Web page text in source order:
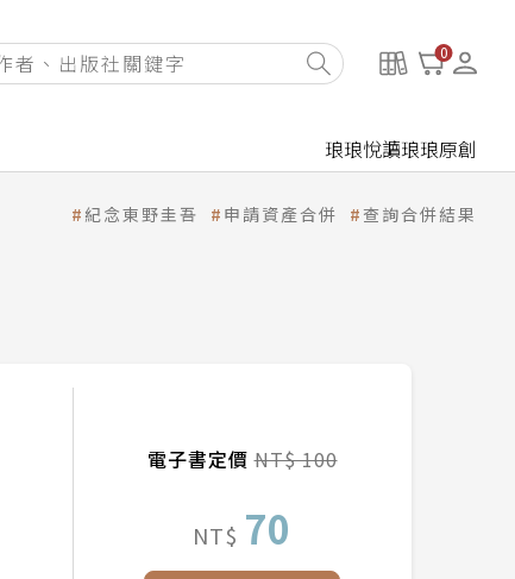
0
琅琅悅讀琅琅原創
紀念東野圭吾 申請資產合併 查詢合併結果
電子書定價NT$ 100
NT$ 70